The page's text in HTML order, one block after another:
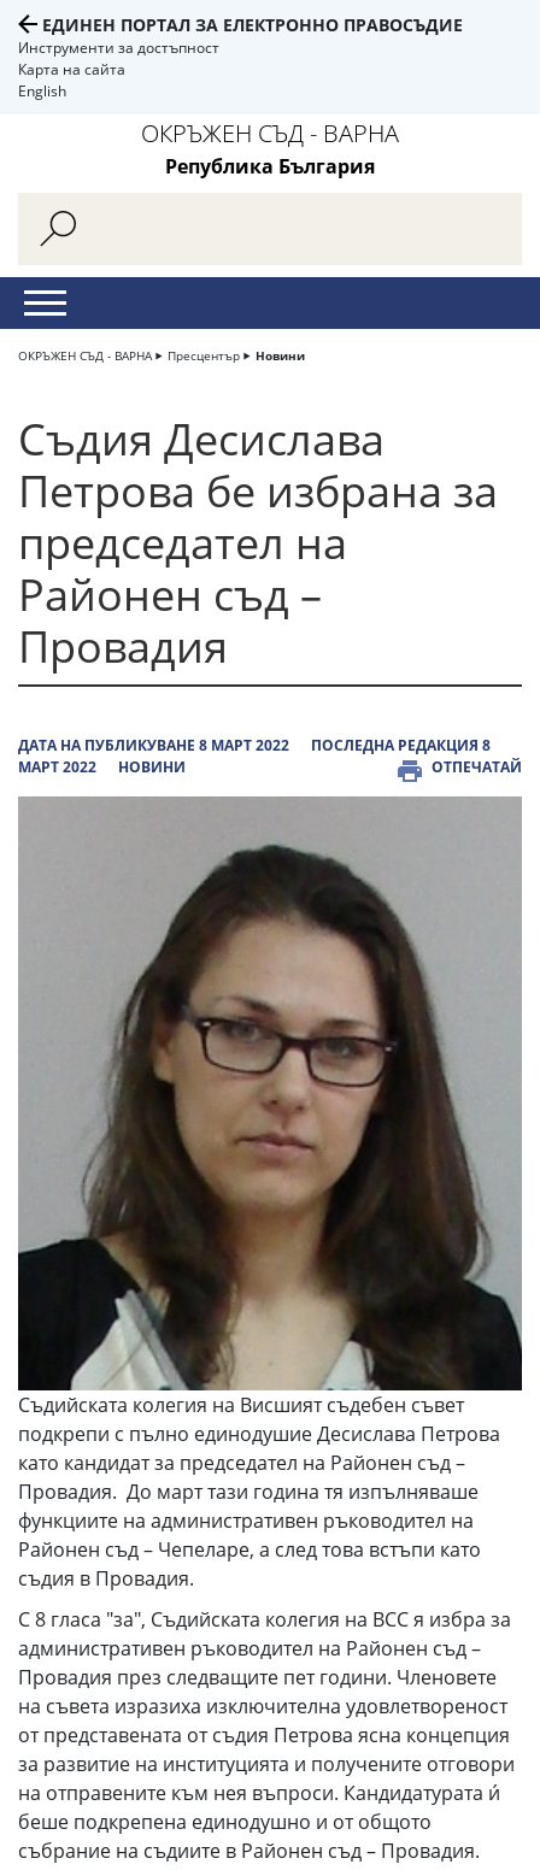
ЕДИНЕН ПОРТАЛ ЗА ЕЛЕКТРОННО ПРАВОСЪДИЕ
Инструменти за достъпност
Карта на сайта
English
ОКРЪЖЕН СЪД - ВАРНА
Република България
ОКРЪЖЕН СЪД - ВАРНА Пресцентър Новини
Съдия Десислава
Петрова бе избрана за
председател на
Районен съд –
Провадия
ДАТА НА ПУБЛИКУВАНЕ 8 МАРТ 2022
ПОСЛЕДНА РЕДАКЦИЯ 8
МАРТ 2022
НОВИНИ ОТПЕЧАТАЙ
Съдийската колегия на Висшият съдебен съвет
подкрепи с пълно единодушие Десислава Петрова
като кандидат за председател на Районен съд –
Провадия. До март тази година тя изпълняваше
функциите на административен ръководител на
Районен съд – Чепеларе, а след това встъпи като
съдия в Провадия.
С 8 гласа "за", Съдийската колегия на ВСС я избра за
административен ръководител на Районен съд –
Провадия през следващите пет години. Членовете
на съвета изразиха изключителна удовлетвореност
от представената от съдия Петрова ясна концепция
за развитие на институцията и получените отговори
на отправените към нея въпроси. Кандидатурата и́
беше подкрепена единодушно и от общото
събрание на съдиите в Районен съд – Провадия.